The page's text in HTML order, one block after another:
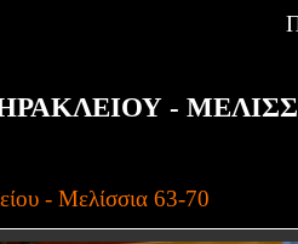
-
- Μελίσσια 63-70